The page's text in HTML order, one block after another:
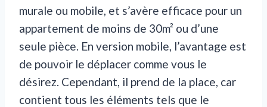
murale ou mobile, et s’avère efficace pour un
appartement de moins de 30m² ou d’une
seule pièce. En version mobile, l’avantage est
de pouvoir le déplacer comme vous le
désirez. Cependant, il prend de la place, car
contient tous les éléments tels que le